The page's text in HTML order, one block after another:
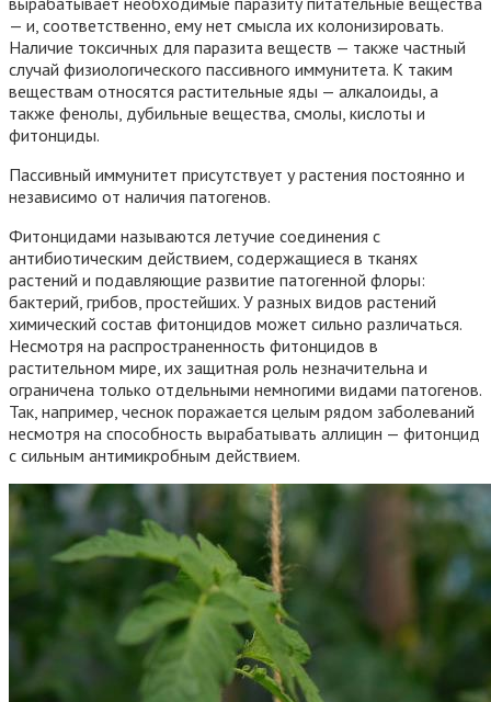
— и, соответственно, ему нет смысла их колонизировать.
Наличие токсичных для паразита веществ — также частный
случай физиологического пассивного иммунитета. К таким
веществам относятся растительные яды — алкалоиды, а
также фенолы, дубильные вещества, смолы, кислоты и
фитонциды.
Пассивный иммунитет присутствует у растения постоянно и
независимо от наличия патогенов.
Фитонцидами называются летучие соединения с
антибиотическим действием, содержащиеся в тканях
растений и подавляющие развитие патогенной флоры:
бактерий, грибов, простейших. У разных видов растений
химический состав фитонцидов может сильно различаться.
Несмотря на распространенность фитонцидов в
растительном мире, их защитная роль незначительна и
ограничена только отдельными немногими видами патогенов.
Так, например, чеснок поражается целым рядом заболеваний
несмотря на способность вырабатывать аллицин — фитонцид
с сильным антимикробным действием.